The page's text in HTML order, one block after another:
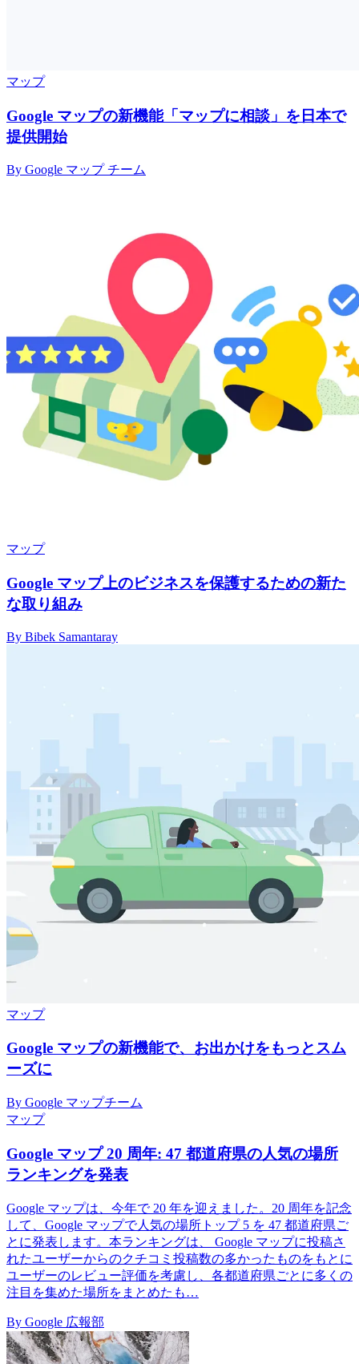
マップ
Google マップの新機能「マップに相談」を日本で
提供開始
By Google マップ チーム
マップ
Google マップ上のビジネスを保護するための新た
な取り組み
By Bibek Samantaray
マップ
Google マップの新機能で、お出かけをもっとスム
ーズに
By Google マップチーム
マップ
Google マップ 20 周年: 47 都道府県の人気の場所
ランキングを発表
Google マップは、今年で 20 年を迎えました。20 周年を記念
して、Google マップで人気の場所トップ 5 を 47 都道府県ご
とに発表します。本ランキングは、 Google マップに投稿さ
れたユーザーからのクチコミ投稿数の多かったものをもとに
ユーザーのレビュー評価を考慮し、各都道府県ごとに多くの
注目を集めた場所をまとめたも…
By Google 広報部